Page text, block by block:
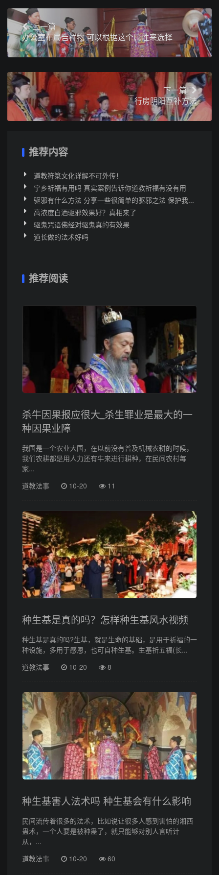
上一篇
办公室布局吉祥物 可以根据这个属性来选择
下一篇
行房阴阳互补方法
推荐内容
道教符箓文化详解不可外传！
宁乡祈福有用吗 真实案例告诉你道教祈福有没有用
驱邪有什么方法 分享一些很简单的驱邪之法 保护我...
高浓度白酒驱邪效果好？真相来了
驱鬼咒语佛经对驱鬼真的有效果
道长做的法术好吗
推荐阅读
杀牛因果报应很大_杀生罪业是最大的一
种因果业障
我国是一个农业大国，在以前没有普及机械农耕的时候，
我们农耕都是用人力还有牛来进行耕种，在民间农村每
家...
道教法事
10-20 11
种生基是真的吗？怎样种生基风水视频
种生基是真的吗?生基，就是生命的基础，是用于祈福的一
种设施，多用于感恩，也可自种生基。生基祈五福(长...
道教法事
10-20 8
种生基害人法术吗 种生基会有什么影响
民间流传着很多的法术，比如说让很多人感到害怕的湘西
蛊术，一个人要是被种蛊了，就只能够对别人言听计
从，...
道教法事
10-20 60